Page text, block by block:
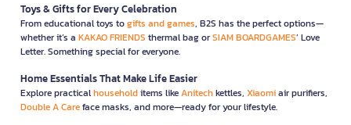
Toys & Gifts for Every Celebration
From educational toys togifts and games, B2S has the perfect options—
whether it’s a KAKAO FRIENDS thermal bag orSIAM BOARDGAMES’ Love
Letter. Something special for everyone.
Home Essentials That Make Life Easier
Explore practicalhouseholditems likeAnitechkettles, Xiaomiair purifiers,
Double A Careface masks, and more—ready for your lifestyle.